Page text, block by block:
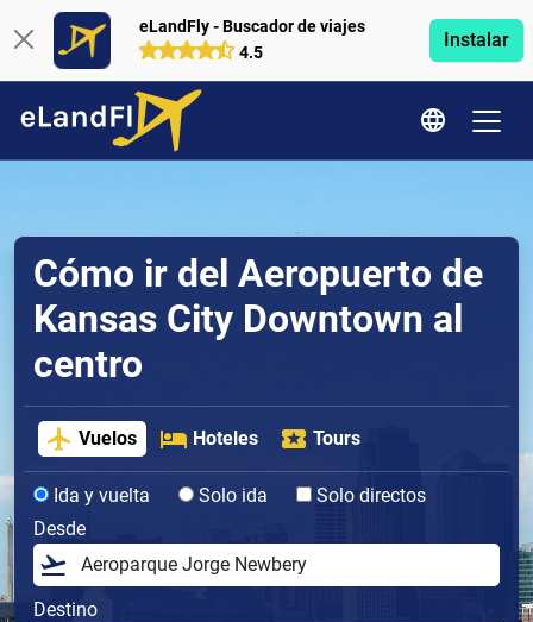
eLandFly - Buscador de viajes
4.5
Instalar
Cómo ir del Aeropuerto de
Kansas City Downtown al
centro
Vuelos Hoteles Tours
Ida y vuelta Solo ida
Solo directos
Desde
Destino